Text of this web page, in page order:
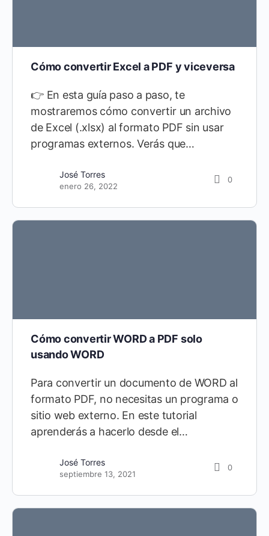
Cómo convertir Excel a PDF y viceversa
👉 En esta guía paso a paso, te
mostraremos cómo convertir un archivo
de Excel (.xlsx) al formato PDF sin usar
programas externos. Verás que…
José Torres
enero 26, 2022
0
Cómo convertir WORD a PDF solo
usando WORD
Para convertir un documento de WORD al
formato PDF, no necesitas un programa o
sitio web externo. En este tutorial
aprenderás a hacerlo desde el…
José Torres
septiembre 13, 2021
0